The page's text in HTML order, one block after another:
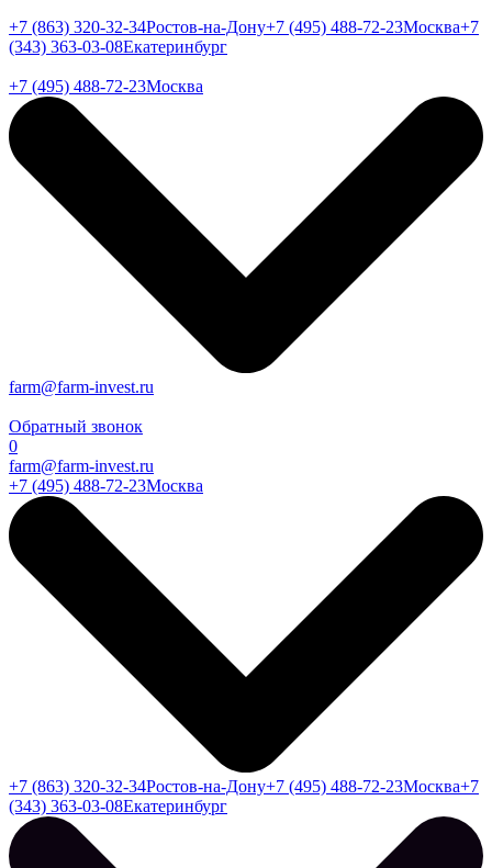
+7 (863) 320-32-34Ростов-на-Дону+7 (495) 488-72-23Москва+7
(343) 363-03-08Екатеринбург
+7 (495) 488-72-23Москва
farm@farm-invest.ru
Обратный звонок
0
farm@farm-invest.ru
+7 (495) 488-72-23Москва
+7 (863) 320-32-34Ростов-на-Дону+7 (495) 488-72-23Москва+7
(343) 363-03-08Екатеринбург